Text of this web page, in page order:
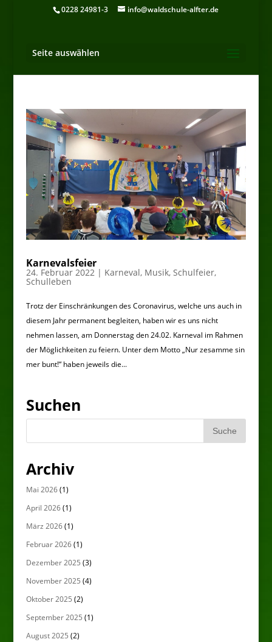
0228 24981-3 info@waldschule-alfter.de
Seite auswählen
Karnevalsfeier
24. Februar 2022| Karneval, Musik, Schulfeier,
Schulleben
Trotz der Einschränkungen des Coronavirus, welche uns auch in
diesem Jahr permanent begleiten, haben wir es uns nicht
nehmen lassen, am Donnerstag den 24.02. Karneval im Rahmen
der Möglichkeiten zu feiern. Unter dem Motto „Nur zesamme sin
mer bunt!“ haben jeweils die...
Suchen
Archiv
Mai 2026(1)
April 2026(1)
März 2026(1)
Februar 2026(1)
Dezember 2025 (3)
November 2025 (4)
Oktober 2025 (2)
September 2025 (1)
August 2025 (2)